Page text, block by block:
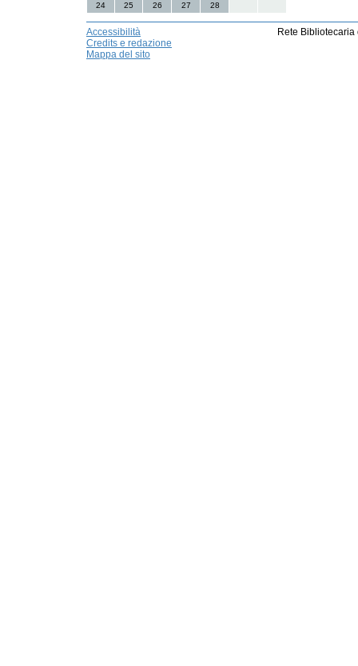
24
25 26 27 28
Accessibilità
Credits e redazione
Mappa del sito
Rete